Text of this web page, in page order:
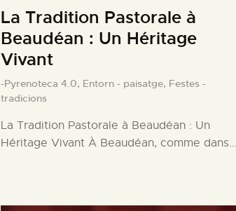
La Tradition Pastorale à
Beaudéan : Un Héritage
Vivant
-Pyrenoteca 4.0, Entorn - paisatge, Festes -
tradicions
La Tradition Pastorale à Beaudéan : Un
Héritage Vivant À Beaudéan, comme dans…